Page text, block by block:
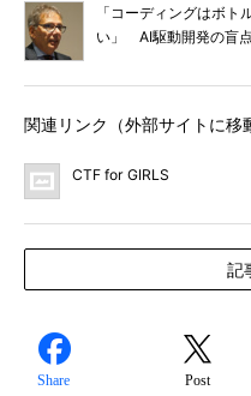
「コーディングはボト
い」 AI駆動開発の盲
関連リンク（外部サイトに移
CTF for GIRLS
記
Share Post